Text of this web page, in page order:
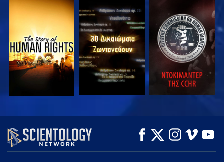
ΠΑΡΑΚΟΛΟΥΘΗΣΤΕ ΠΑΡΑΚΟΛΟΥΘΗΣΤΕ ΠΑΡΑΚΟΛΟΥΘΗΣΤΕ
ΠΑΡΑΚΟΛΟΥΘΗΣΤΕ ΠΑΡΑΚΟΛΟΥΘΗΣΤΕ
ΕΞΕΡΕΥΝΗΣΤΕ ΤΗ
ΣΕΙΡΑ